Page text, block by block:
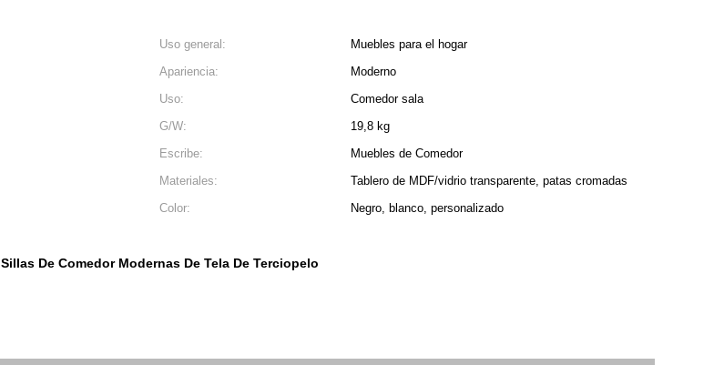
Uso general:
Muebles para el hogar
Apariencia:
Moderno
Uso:
Comedor sala
G/W:
19,8 kg
Escribe:
Muebles de Comedor
Materiales:
Tablero de MDF/vidrio transparente, patas cromadas
Color:
Negro, blanco, personalizado
Sillas De Comedor Modernas De Tela De Terciopelo